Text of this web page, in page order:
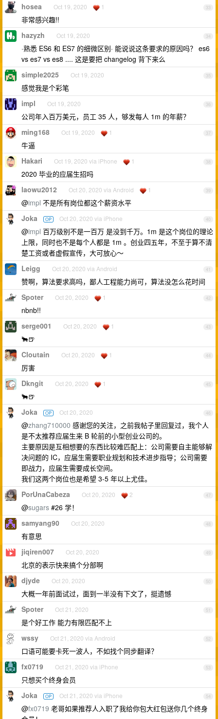
33
hosea Oct 19, 2020 1
非常感兴趣!!
34
hazyzh Oct 19, 2020
·熟悉 ES6 和 ES7 的细微区别· 能说说这条要求的原因吗？ es6
vs es7 vs es8 .... 这是要把 changelog 背下来么
35
simple2025 Oct 19, 2020
感觉我是个彩笔
36
impl Oct 19, 2020
公司年入百万美元，员工 35 人，够发每人 1m 的年薪？
37
ming168 Oct 19, 2020 1
牛逼
38
Hakari Oct 19, 2020 via iPhone 1
2020 毕业的应届生招吗
39
laowu2012 Oct 20, 2020 via Android 1
@impl 不是所有岗位都这个薪资水平
40
Joka OP Oct 20, 2020 via iPhone
@impl 百万级别不是一百万 是没到千万。1m 是这个岗位的理论
上限，同时也不是每个人都是 1m 。创业四五年，不至于算不清
楚工资或者虚假宣传，大可放心～
41
Leigg Oct 20, 2020 via Android
赞啊，算法要求高吗，鄙人工程能力尚可，算法没怎么花时间
42
Spoter Oct 20, 2020 1
nbnb!!
43
serge001 Oct 20, 2020 1
🐂🍺
44
Cloutain Oct 20, 2020 1
厉害
45
Dkngit Oct 20, 2020 1
🐂🍺
46
Joka OP Oct 20, 2020
@zhang710000 感谢您的关注，之前我帖子里回复过，我个人
是不太推荐应届生来 B 轮前的小型创业公司的。
主要原因是互相想要的东西比较难匹配上：公司需要自主能够解
决问题的 IC，应届生需要职业规划和技术进步指导；公司需要
即战力，应届生需要成长空间。
我们这两个岗位也是希望 3-5 年以上尤佳。
47
PorUnaCabeza Oct 20, 2020 2
@sugars #26 学！
48
samyang90 Oct 20, 2020
有意思
49
jiqiren007 Oct 20, 2020
北京的表示快来搞个分部啊
50
djyde Oct 20, 2020
大概一年前面试过，面到一半没有下文了，挺遗憾
51
Spoter Oct 21, 2020
是个好工作 能力有限匹配不上
52
wssy Oct 21, 2020 via Android
口语可能要卡死一波人，不如找个同步翻译？
53
fx0719 Oct 21, 2020 via iPhone
只想买个终身会员
54
Joka OP Oct 21, 2020 via iPhone
@fx0719 老哥如果推荐人入职了我给你包大红包送你几个终身